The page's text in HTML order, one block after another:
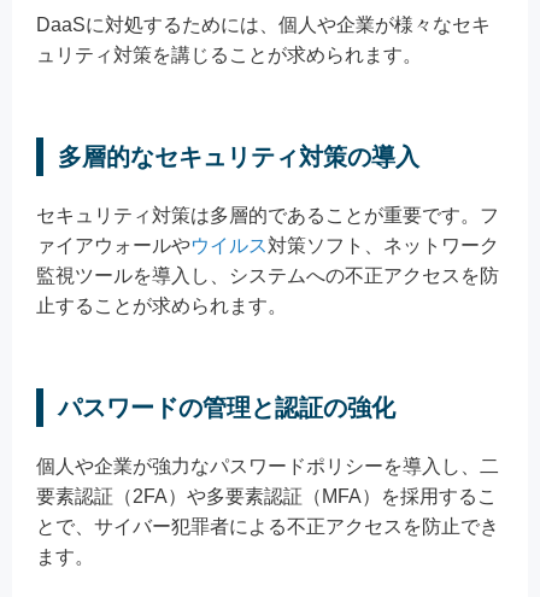
DaaSに対処するためには、個人や企業が様々なセキ
ュリティ対策を講じることが求められます。
多層的なセキュリティ対策の導入
セキュリティ対策は多層的であることが重要です。フ
ァイアウォールやウイルス対策ソフト、ネットワーク
監視ツールを導入し、システムへの不正アクセスを防
止することが求められます。
パスワードの管理と認証の強化
個人や企業が強力なパスワードポリシーを導入し、二
要素認証（2FA）や多要素認証（MFA）を採用するこ
とで、サイバー犯罪者による不正アクセスを防止でき
ます。